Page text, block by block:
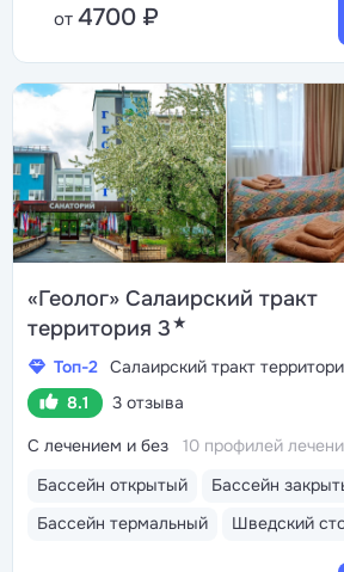
от 4700 ₽
«Геолог» Салаирский тракт
территория 3★
Топ-2 Салаирский тракт
8.1
3 отзыва
Бассейн открытый
Бассейн
Бассейн термальный
Шведский
С лечением и без 10 профилей